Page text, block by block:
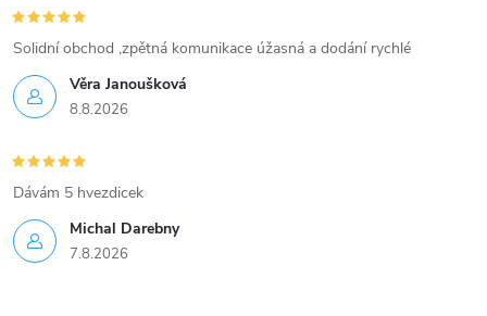
Věra Janoušková
8.8.2026
Solidní obchod ,zpětná komunikace úžasná a dodání rychlé
Michal Darebny
7.8.2026
Dávám 5 hvezdicek